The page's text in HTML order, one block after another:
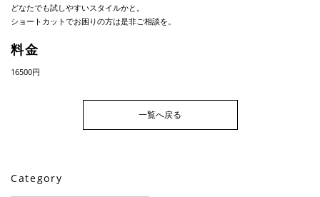
どなたでも試しやすいスタイルかと。
ショートカットでお困りの方は是非ご相談を。
料金
16500円
一覧へ戻る
Category